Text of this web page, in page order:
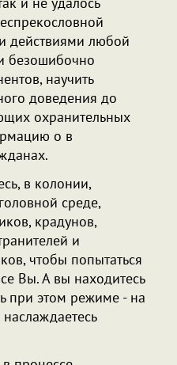
действиями любой
безошибочно
научить
доведения до
охранительных
о в
в колонии,
среде,
крадунов,
и
чтобы попытаться
Вы. А вы находитесь
при этом режиме - на